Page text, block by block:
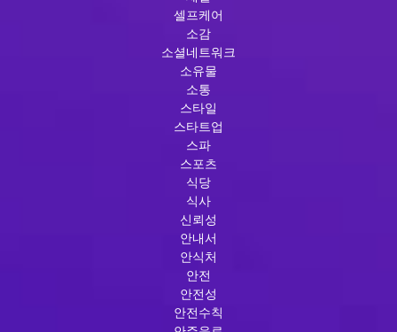
셀프케어
소감
소셜네트워크
소유물
소통
스타일
스타트업
스파
스포츠
식당
식사
신뢰성
안내서
안식처
안전
안전성
안전수칙